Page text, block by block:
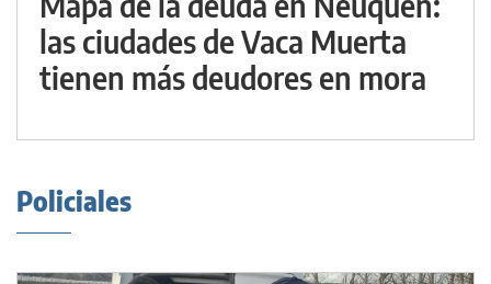
las ciudades de Vaca Muerta
tienen más deudores en mora
Policiales